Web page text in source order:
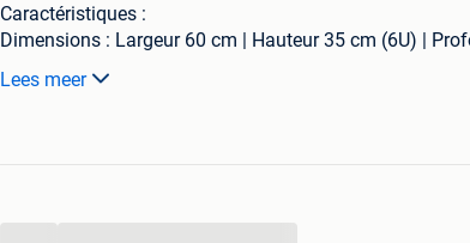
Caractéristiques :
Dimensions : Largeur 60 cm | Hauteur 35 cm (6U) |
Équipement inclus : Panneau de brassage
horizontal.
Lees meer